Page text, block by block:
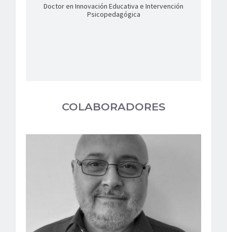
Doctor en Innovación Educativa e Intervención
Psicopedagógica
COLABORADORES